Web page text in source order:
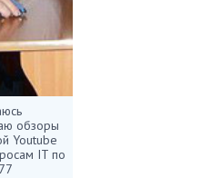
обзоры
Youtube
IT по